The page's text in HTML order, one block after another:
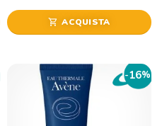
shopping_cart ACQUISTA
-16%